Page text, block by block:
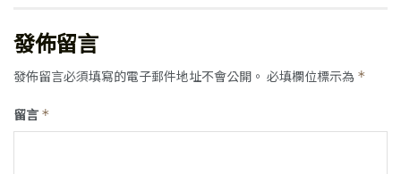
發佈留言
發佈留言必須填寫的電子郵件地址不會公開。 必填欄位標示為 *
留言 *